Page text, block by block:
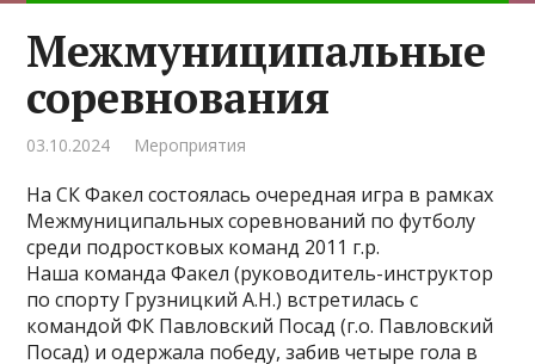
Межмуниципальные
соревнования
03.10.2024 Мероприятия
На СК Факел состоялась очередная игра в рамках
Межмуниципальных соревнований по футболу
среди подростковых команд 2011 г.р.
Наша команда Факел (руководитель-инструктор
по спорту Грузницкий А.Н.) встретилась с
командой ФК Павловский Посад (г.о. Павловский
Посад) и одержала победу, забив четыре гола в